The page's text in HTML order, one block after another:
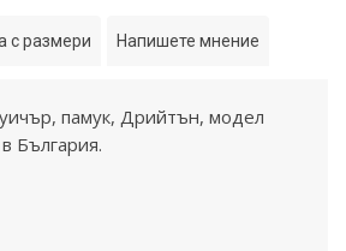
с размери Напишете мнение
памук, Дрийтън, модел
България.